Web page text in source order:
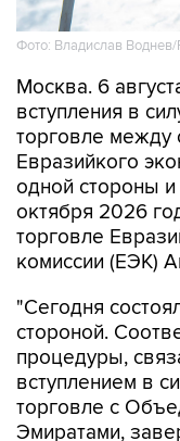
Фото: Владислав
Москва. 6
вступления в
торговле между
Евразийкого
одной стороны
октября 2026
торговле
комиссии (ЕЭК)
"Сегодня
стороной.
процедуры,
вступлением в
торговле с
Эмиратами,